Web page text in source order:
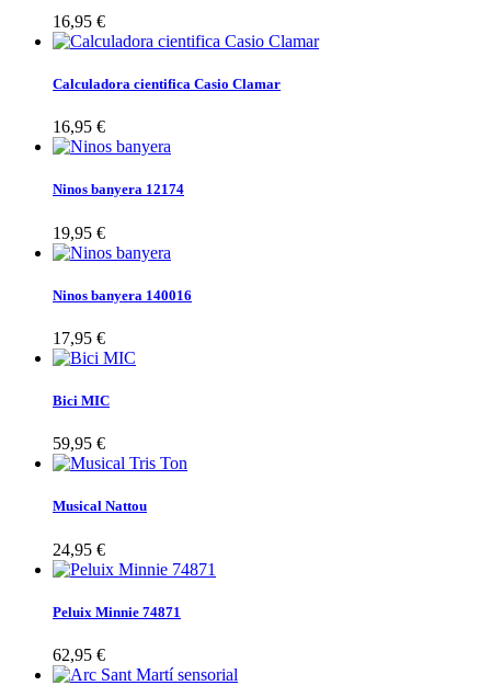
16,95 €
Calculadora cientifica Casio Clamar
16,95 €
Ninos banyera 12174
19,95 €
Ninos banyera 140016
17,95 €
Bici MIC
59,95 €
Musical Nattou
24,95 €
Peluix Minnie 74871
62,95 €